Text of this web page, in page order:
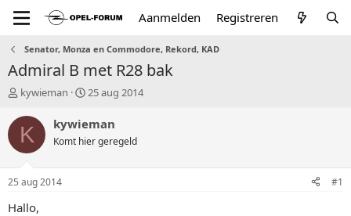
Aanmelden Registreren
Senator, Monza en Commodore, Rekord, KAD
Admiral B met R28 bak
T
p
a
r
kywieman
S
a
t
25 aug 2014
K kywieman
Komt hier geregeld
25 aug 2014 #1
Hallo,